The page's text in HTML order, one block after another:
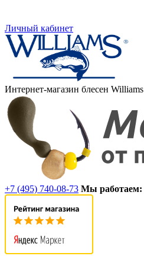
Личный кабинет
Интернет-магазин блесен Williams
+7 (495) 740-08-73 Мы работаем: